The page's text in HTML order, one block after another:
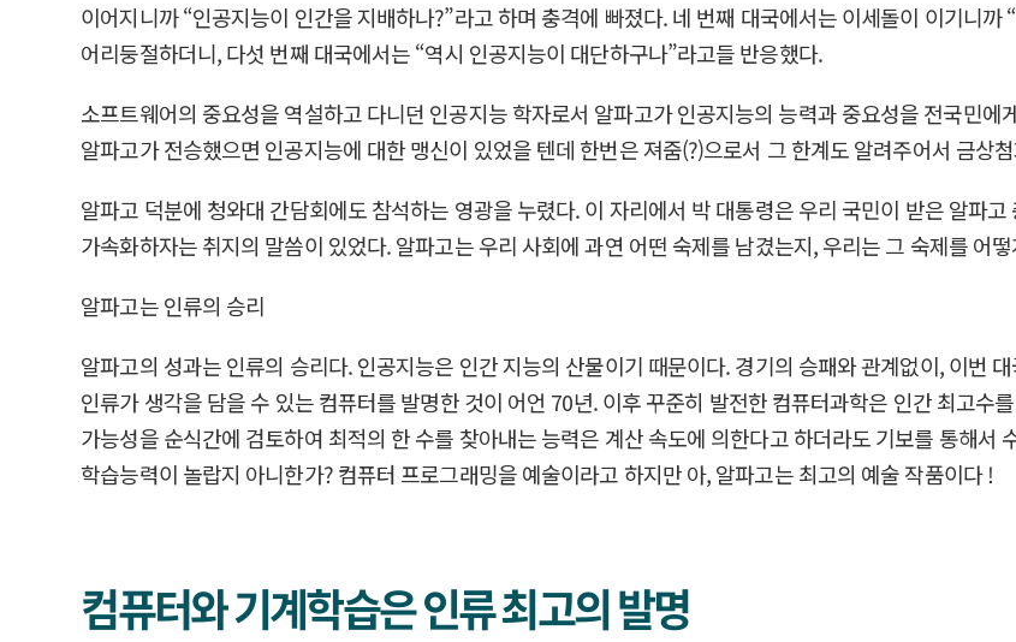
이어지니까 “인공지능이 인간을 지배하나?”라고 하며 충격에 빠졌다. 네 번째 대국에서는 이세돌이 이기니
어리둥절하더니, 다섯 번째 대국에서는 “역시 인공지능이 대단하구나”라고들 반응했다.
소프트웨어의 중요성을 역설하고 다니던 인공지능 학자로서 알파고가 인공지능의 능력과 중요성을 전국민
알파고가 전승했으면 인공지능에 대한 맹신이 있었을 텐데 한번은 져줌(?)으로서 그 한계도 알려주어서 금상
알파고 덕분에 청와대 간담회에도 참석하는 영광을 누렸다. 이 자리에서 박 대통령은 우리 국민이 받은 알파
가속화하자는 취지의 말씀이 있었다. 알파고는 우리 사회에 과연 어떤 숙제를 남겼는지, 우리는 그 숙제를 어
알파고는 인류의 승리
알파고의 성과는 인류의 승리다. 인공지능은 인간 지능의 산물이기 때문이다. 경기의 승패와 관계없이, 이번
인류가 생각을 담을 수 있는 컴퓨터를 발명한 것이 어언 70년. 이후 꾸준히 발전한 컴퓨터과학은 인간 최고수
가능성을 순식간에 검토하여 최적의 한 수를 찾아내는 능력은 계산 속도에 의한다고 하더라도 기보를 통해서
학습능력이 놀랍지 아니한가? 컴퓨터 프로그래밍을 예술이라고 하지만 아, 알파고는 최고의 예술 작품이다 !
컴퓨터와 기계학습은 인류 최고의 발명